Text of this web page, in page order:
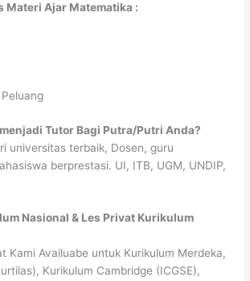
Materi Ajar Matematika :
Tutor Bagi Putra/Putri Anda?
universitas terbaik, Dosen, guru
berprestasi. UI, ITB, UGM, UNDIP,
Nasional & Les Privat Kurikulum
Kami Availuabe untuk Kurikulum Merdeka,
Kurikulum Cambridge (ICGSE),